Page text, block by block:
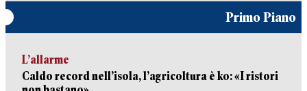
Primo Piano
L’allarme
Caldo record nell’isola, l’agricoltura è ko: «I ristori